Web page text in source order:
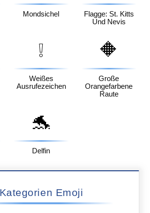
Mondsichel
Flagge: St. Kitts
Und Nevis
❕
Weißes
Ausrufezeichen
🔶
Große
Orangefarbene
Raute
🐬
Delfin
Kategorien Emoji